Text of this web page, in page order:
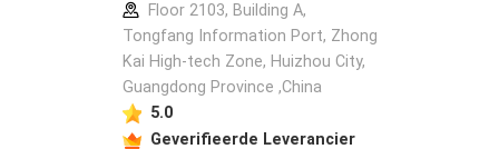
Floor 2103, Building A,
Tongfang Information Port, Zhong
Kai High-tech Zone, Huizhou City,
Guangdong Province ,China
5.0
Geverifieerde Leverancier